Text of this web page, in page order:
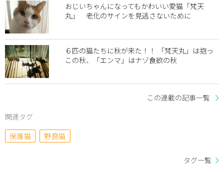
おじいちゃんになってもかわいい愛猫「梵天
丸」 老化のサインを見逃さないために
６匹の猫たちに秋が来た！！ 「梵天丸」は抱っ
この秋、「エンマ」はナゾ食欲の秋
この連載の記事一覧
関連タグ
保護猫
野良猫
タグ一覧